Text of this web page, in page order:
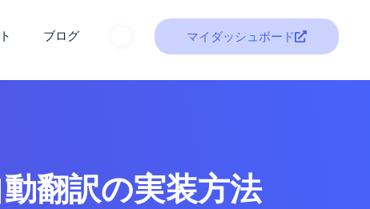
ブログ マイダッシュボード
翻訳の実装方法